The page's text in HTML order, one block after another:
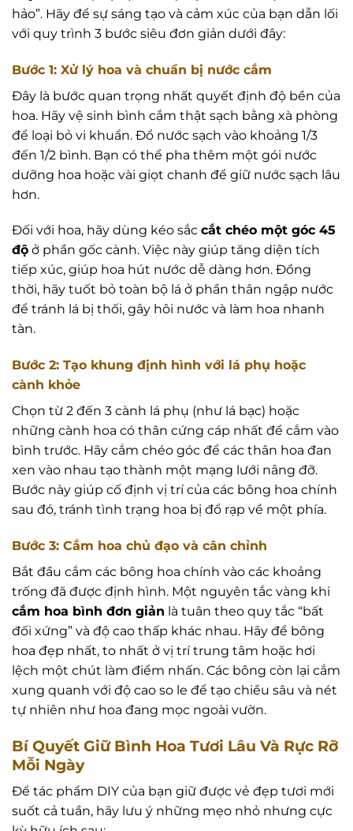
hảo”. Hãy để sự sáng tạo và cảm xúc của bạn dẫn lối
với quy trình 3 bước siêu đơn giản dưới đây:
Bước 1: Xử lý hoa và chuẩn bị nước cắm
Đây là bước quan trọng nhất quyết định độ bền của
hoa. Hãy vệ sinh bình cắm thật sạch bằng xà phòng
để loại bỏ vi khuẩn. Đổ nước sạch vào khoảng 1/3
đến 1/2 bình. Bạn có thể pha thêm một gói nước
dưỡng hoa hoặc vài giọt chanh để giữ nước sạch lâu
hơn.
Đối với hoa, hãy dùng kéo sắc cắt chéo một góc 45
độ ở phần gốc cành. Việc này giúp tăng diện tích
tiếp xúc, giúp hoa hút nước dễ dàng hơn. Đồng
thời, hãy tuốt bỏ toàn bộ lá ở phần thân ngập nước
để tránh lá bị thối, gây hôi nước và làm hoa nhanh
tàn.
Bước 2: Tạo khung định hình với lá phụ hoặc
cành khỏe
Chọn từ 2 đến 3 cành lá phụ (như lá bạc) hoặc
những cành hoa có thân cứng cáp nhất để cắm vào
bình trước. Hãy cắm chéo góc để các thân hoa đan
xen vào nhau tạo thành một mạng lưới nâng đỡ.
Bước này giúp cố định vị trí của các bông hoa chính
sau đó, tránh tình trạng hoa bị đổ rạp về một phía.
Bước 3: Cắm hoa chủ đạo và cân chỉnh
Bắt đầu cắm các bông hoa chính vào các khoảng
trống đã được định hình. Một nguyên tắc vàng khi
cắm hoa bình đơn giản là tuân theo quy tắc “bất
đối xứng” và độ cao thấp khác nhau. Hãy để bông
hoa đẹp nhất, to nhất ở vị trí trung tâm hoặc hơi
lệch một chút làm điểm nhấn. Các bông còn lại cắm
xung quanh với độ cao so le để tạo chiều sâu và nét
tự nhiên như hoa đang mọc ngoài vườn.
Bí Quyết Giữ Bình Hoa Tươi Lâu Và Rực Rỡ
Mỗi Ngày
Để tác phẩm DIY của bạn giữ được vẻ đẹp tươi mới
suốt cả tuần, hãy lưu ý những mẹo nhỏ nhưng cực